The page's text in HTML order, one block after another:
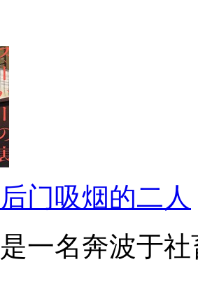
门吸烟的二人
一名奔波于社